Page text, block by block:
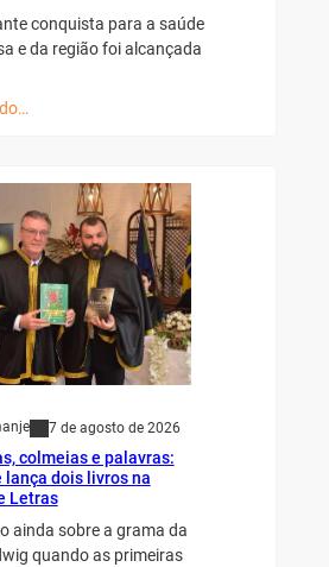
conquista para a saúde
e da região foi alcançada
7 de agosto de 2026
colmeias e palavras:
lança dois livros na
Letras
ainda sobre a grama da
quando as primeiras